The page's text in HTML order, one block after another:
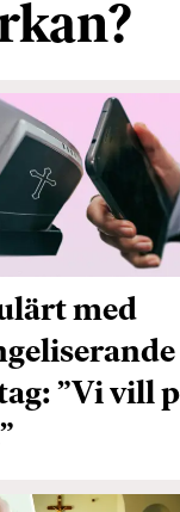
med
”Vi vill